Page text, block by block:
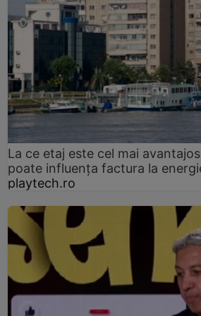
La ce etaj este cel mai
poate influența factura la
playtech.ro